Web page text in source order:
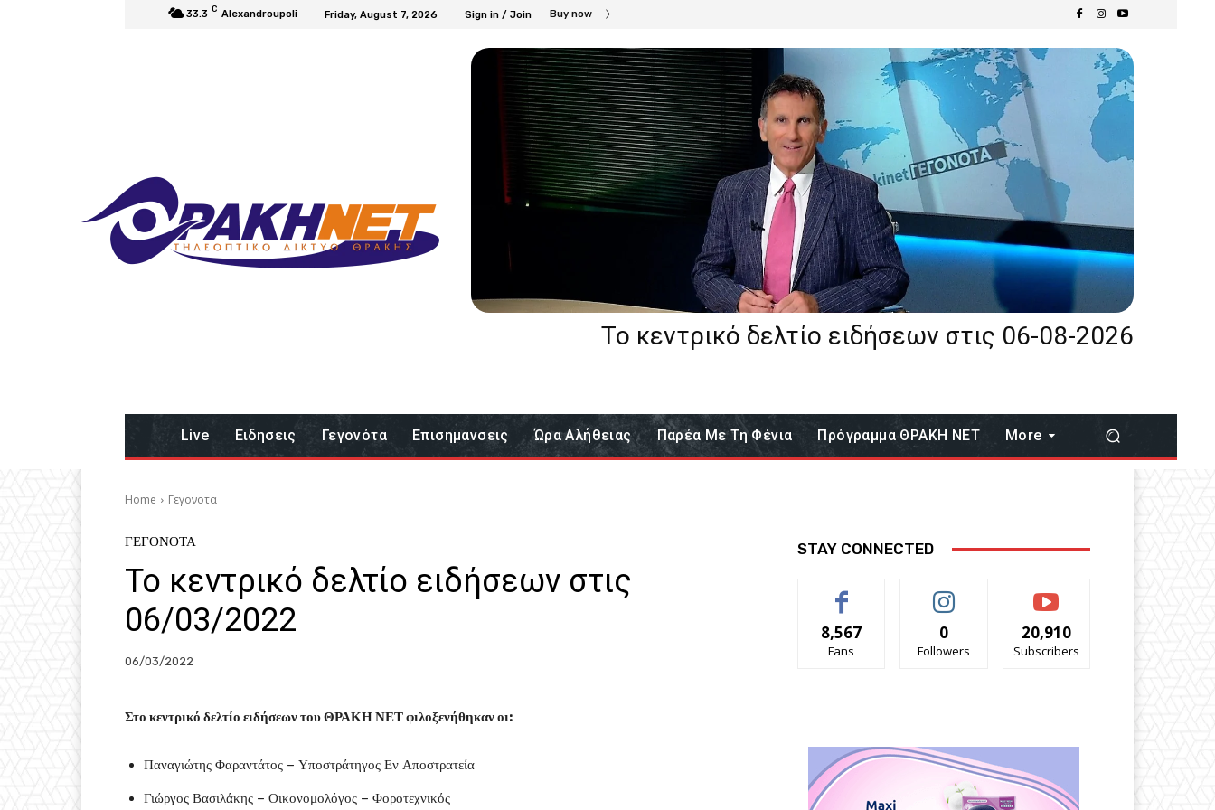
33.3 C Alexandroupoli Friday, August 7, 2026 Sign in / Join Buy now
Το κεντρικό δελτίο ειδήσεων στις 06-08-2026
Live Eιδησεις Γεγονότα Επισημανσεις Ώρα Αλήθειας Παρέα Με Τη Φένια Πρόγραμμα ΘΡΑΚΗ ΝΕΤ More
Home Γεγονοτα
ΓΕΓΟΝΟΤΑ
Το κεντρικό δελτίο ειδήσεων στις
06/03/2022
06/03/2022
Στο κεντρικό δελτίο ειδήσεων του ΘΡΑΚΗ ΝΕΤ φιλοξενήθηκαν οι:
Παναγιώτης Φαραντάτος – Υποστράτηγος Εν Αποστρατεία
Γιώργος Βασιλάκης – Οικονομολόγος – Φοροτεχνικός
STAY CONNECTED
8,567
Fans
0
Followers
20,910
Subscribers